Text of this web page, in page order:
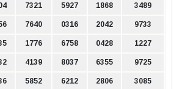
7321 5927 1868 3489
7640 0316 2042 9733
1776 6758 0428 1227
4139 8037 6355 9725
5852 6212 2806 3085